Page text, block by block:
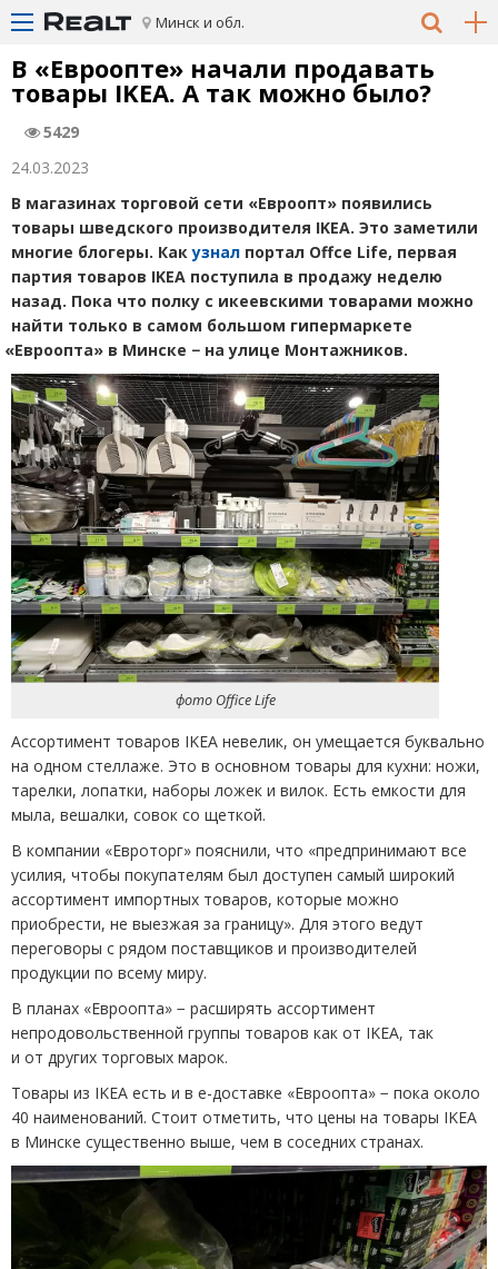
Минск и обл.
В «Евроопте» начали продавать
товары IKEA. А так можно было?
5429
24.03.2023
В магазинах торговой сети «Евроопт» появились
товары шведского производителя IKEA. Это заметили
многие блогеры. Какузнал портал Offce Life, первая
партия товаров IKEA поступила в продажу неделю
назад. Пока что полку с икеевскими товарами можно
найти только в самом большом гипермаркете
«Евроопта» в Минске − на улице Монтажников.
фото Office Life
Ассортимент товаров IKEA невелик, он умещается буквально
на одном стеллаже. Это в основном товары для кухни: ножи,
тарелки, лопатки, наборы ложек и вилок. Есть емкости для
мыла, вешалки, совок со щеткой.
В компании «Евроторг» пояснили, что «предпринимают все
усилия, чтобы покупателям был доступен самый широкий
ассортимент импортных товаров, которые можно
приобрести, не выезжая за границу». Для этого ведут
переговоры с рядом поставщиков и производителей
продукции по всему миру.
В планах «Евроопта» − расширять ассортимент
непродовольственной группы товаров как от IKEA, так
и от других торговых марок.
Товары из IKEA есть и в е-доставке «Евроопта» − пока около
40 наименований. Стоит отметить, что цены на товары IKEA
в Минске существенно выше, чем в соседних странах.